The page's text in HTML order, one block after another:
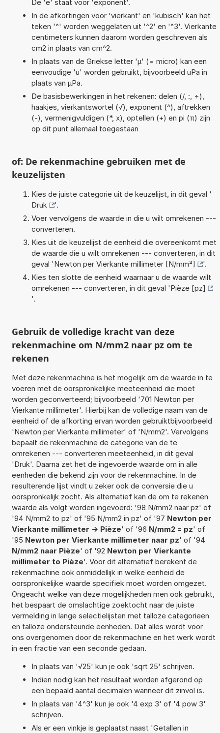
De 'e' staat voor 'exponent'.
In de afkortingen voor 'vierkant' en 'kubisch' kan het
teken '^' worden weggelaten uit '^2' en '^3'. Vierkante
centimeters kunnen daarom worden geschreven als
cm2 in plaats van cm^2.
In plaats van de Griekse letter 'µ' (= micro) kan een
eenvoudige 'u' worden gebruikt, bijvoorbeeld uPa in
plaats van µPa.
De basisbewerkingen in het rekenen: delen (/, :, ÷),
haakjes, vierkantswortel (√), exponent (^), aftrekken
(-), vermenigvuldigen (*, x), optellen (+) en pi (π) zijn
op dit punt allemaal toegestaan
of: De rekenmachine gebruiken met de
keuzelijsten
Kies de juiste categorie uit de keuzelijst, in dit geval '
Druk
'.
Voer vervolgens de waarde in die u wilt omrekenen ---
converteren.
Kies uit de keuzelijst de eenheid die overeenkomt met
de waarde die u wilt omrekenen --- converteren, in dit
geval 'Newton per Vierkante millimeter [N/mm²]
'.
Kies ten slotte de eenheid waarnaar u de waarde wilt
omrekenen --- converteren, in dit geval 'Pièze [pz]
'.
Gebruik de volledige kracht van deze
rekenmachine om N/mm2 naar pz om te
rekenen
Met deze rekenmachine is het mogelijk om de waarde in te
voeren met de oorspronkelijke meeteenheid die moet
worden geconverteerd; bijvoorbeeld '701 Newton per
Vierkante millimeter'. Hierbij kan de volledige naam van de
eenheid of de afkorting ervan worden gebruiktbijvoorbeeld
'Newton per Vierkante millimeter' of 'N/mm2'. Vervolgens
bepaalt de rekenmachine de categorie van de te
omrekenen --- converteren meeteenheid, in dit geval
'Druk'. Daarna zet het de ingevoerde waarde om in alle
eenheden die bekend zijn voor de rekenmachine. In de
resulterende lijst vindt u zeker ook de conversie die u
oorspronkelijk zocht. Als alternatief kan de om te rekenen
waarde als volgt worden ingevoerd: '98 N/mm2 naar pz' of
'94 N/mm2 to pz' of '95 N/mm2 in pz' of '97 Newton per
Vierkante millimeter -> Pièze' of '96 N/mm2 = pz' of
'95 Newton per Vierkante millimeter naar pz' of '94
N/mm2 naar Pièze' of '92 Newton per Vierkante
millimeter to Pièze'. Voor dit alternatief berekent de
rekenmachine ook onmiddellijk in welke eenheid de
oorspronkelijke waarde specifiek moet worden omgezet.
Ongeacht welke van deze mogelijkheden men ook gebruikt,
het bespaart de omslachtige zoektocht naar de juiste
vermelding in lange selectielijsten met talloze categorieën
en talloze ondersteunde eenheden. Dat alles wordt voor
ons overgenomen door de rekenmachine en het werk wordt
in een fractie van een seconde gedaan.
In plaats van '√25' kun je ook 'sqrt 25' schrijven.
Indien nodig kan het resultaat worden afgerond op
een bepaald aantal decimalen wanneer dit zinvol is.
In plaats van '4^3' kun je ook '4 exp 3' of '4 pow 3'
schrijven.
Als er een vinkje is geplaatst naast 'Getallen in